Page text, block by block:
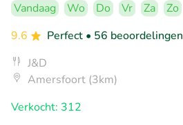
Vandaag Wo Do Vr Za
Zo
9.6
Perfect • 56 beoordelingen
J&D
Amersfoort (3km)
Verkocht: 312